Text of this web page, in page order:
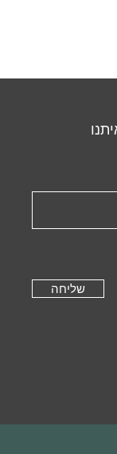
שליחה